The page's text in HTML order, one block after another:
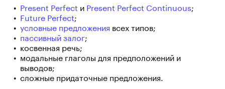
Present Perfect и Present Perfect Continuous;
Future Perfect;
условные предложения всех типов;
пассивный залог;
косвенная речь;
модальные глаголы для предположений и
выводов;
сложные придаточные предложения.